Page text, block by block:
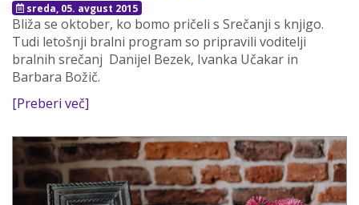
sreda, 05. avgust 2015
Bliža se oktober, ko bomo pričeli s Srečanji s knjigo.
Tudi letošnji bralni program so pripravili voditelji
bralnih srečanj Danijel Bezek, Ivanka Učakar in
Barbara Božič.
[Preberi več]